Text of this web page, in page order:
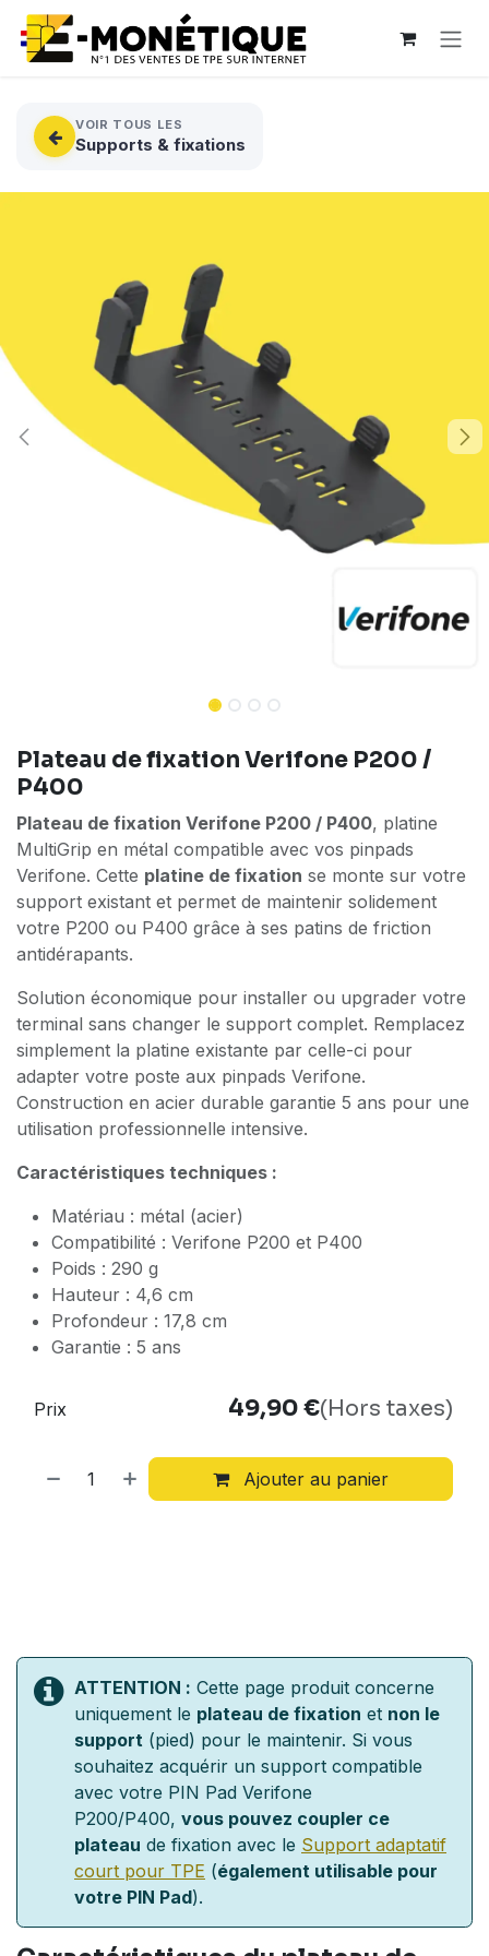
Se rendre au contenu
VOIR TOUS LES
Supports & fixations
Plateau de fixation Verifone P200 /
P400
Plateau de fixation Verifone P200 / P400, platine
MultiGrip en métal compatible avec vos pinpads
Verifone. Cette platine de fixation se monte sur votre
support existant et permet de maintenir solidement
votre P200 ou P400 grâce à ses patins de friction
antidérapants.
Solution économique pour installer ou upgrader votre
terminal sans changer le support complet. Remplacez
simplement la platine existante par celle-ci pour
adapter votre poste aux pinpads Verifone.
Construction en acier durable garantie 5 ans pour une
utilisation professionnelle intensive.
Caractéristiques techniques :
Matériau : métal (acier)
Compatibilité : Verifone P200 et P400
Poids : 290 g
Hauteur : 4,6 cm
Profondeur : 17,8 cm
Garantie : 5 ans
Ajouter au panier
Prix 49,90€(Hors taxes)
ATTENTION : Cette page produit concerne
uniquement le plateau de fixation et non le
support (pied) pour le maintenir. Si vous
souhaitez acquérir un support compatible
avec votre PIN Pad Verifone
P200/P400, vous pouvez coupler ce
plateau de fixation avec le Support adaptatif
court pour TPE (également utilisable pour
votre PIN Pad).